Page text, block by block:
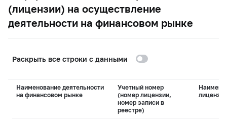
(лицензии) на осуществление
деятельности на финансовом рынке
Раскрыть все строки с данными
Наименование деятельности
на финансовом рынке
Учетный номер
(номер лицензии,
номер записи в
реестре)
лицензии